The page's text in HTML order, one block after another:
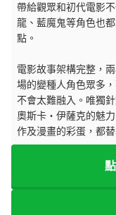
帶給觀眾和初代電影
龍、藍魔鬼等角色也
點。
電影故事架構完整，
場的變種人角色眾多
不會太難融入。唯獨
奧斯卡・伊薩克的魅
作及漫畫的彩蛋，都